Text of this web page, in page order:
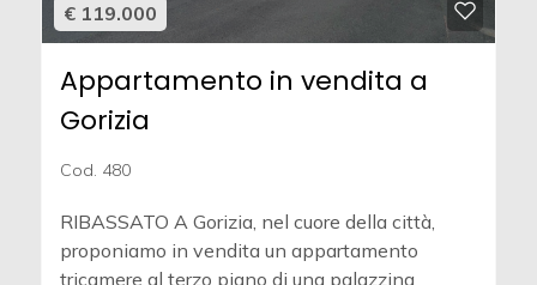
€ 119.000
Appartamento in vendita a
Gorizia
Cod. 480
RIBASSATO A Gorizia, nel cuore della città,
proponiamo in vendita un appartamento
tricamere al terzo piano di una palazzina